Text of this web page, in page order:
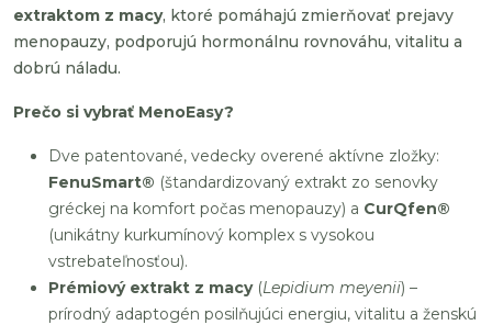
extraktom z macy, ktoré pomáhajú zmierňovať prejavy
menopauzy, podporujú hormonálnu rovnováhu, vitalitu a
dobrú náladu.
Prečo si vybrať MenoEasy?
Dve patentované, vedecky overené aktívne zložky:
FenuSmart® (štandardizovaný extrakt zo senovky
gréckej na komfort počas menopauzy) a CurQfen®
(unikátny kurkumínový komplex s vysokou
vstrebateľnosťou).
Prémiový extrakt z macy(Lepidium meyenii) –
prírodný adaptogén posilňujúci energiu, vitalitu a ženskú